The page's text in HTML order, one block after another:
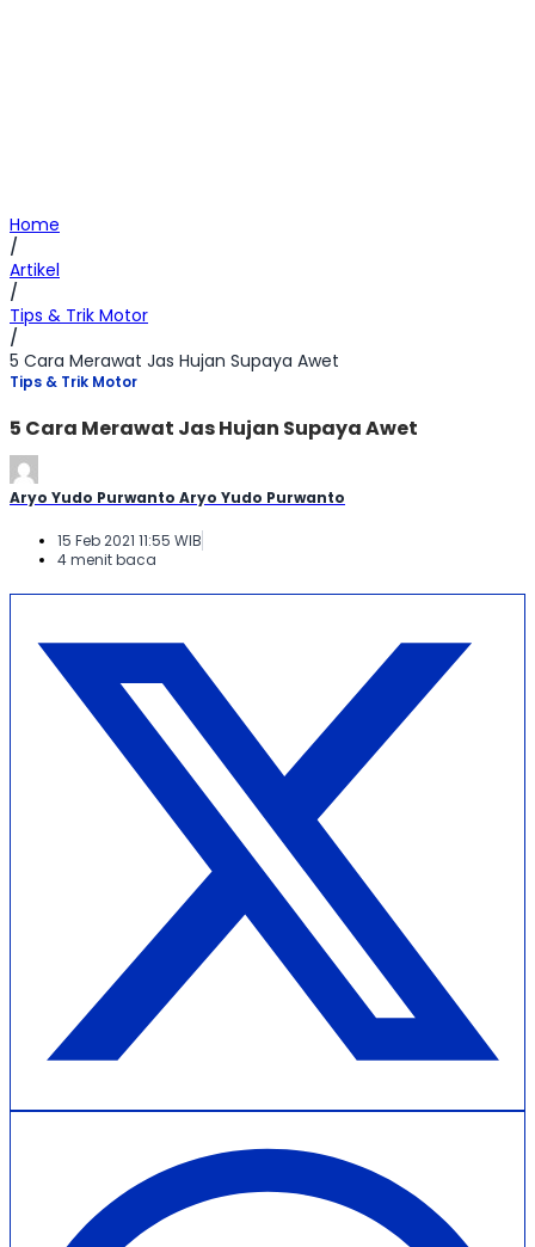
Home
/
Artikel
/
Tips & Trik Motor
/
5 Cara Merawat Jas Hujan Supaya Awet
Tips & Trik Motor
5 Cara Merawat Jas Hujan Supaya Awet
Aryo Yudo Purwanto Aryo Yudo Purwanto
15 Feb 2021 11:55 WIB
4 menit baca